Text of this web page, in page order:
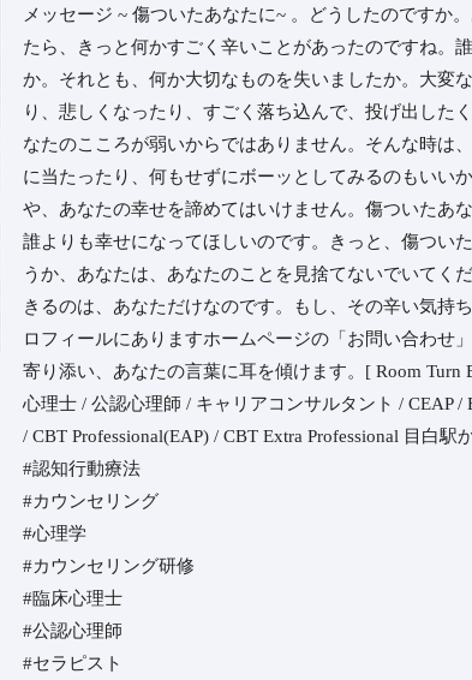
メッセージ ~ 傷ついたあなたに~ 。⁡どうしたのですか
たら、きっと何かすごく辛いことがあったのですね。⁡
か。⁡それとも、何か大切なものを失いましたか。⁡大変
り、悲しくなったり、すごく落ち込んで、投げ出した
なたのこころが弱いからではありません。⁡そんな時は
に当たったり、何もせずにボーッとしてみるのもいい
や、あなたの幸せを諦めてはいけません。⁡傷ついたあ
誰よりも幸せになってほしいのです。⁡きっと、傷つい
うか、あなたは、あなたのことを見捨てないでいてく
きるのは、あなただけなのです。⁡もし、その辛い気持
ロフィールにありますホームページの「お問い合わせ
寄り添い、あなたの言葉に耳を傾けます。⁡⁡⁡[ Room Turn
心理士 / 公認心理師 / キャリアコンサルタント / CEAP /
/ CBT Professional(EAP) / CBT Extra Professional ︎⁡⁡目白
#認知行動療法
#カウンセリング
#心理学
#カウンセリング研修
#臨床心理士
#公認心理師
#セラピスト